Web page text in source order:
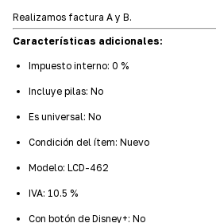
Realizamos factura A y B.
Características adicionales:
Impuesto interno: 0 %
Incluye pilas: No
Es universal: No
Condición del ítem: Nuevo
Modelo: LCD-462
IVA: 10.5 %
Con botón de Disney+: No